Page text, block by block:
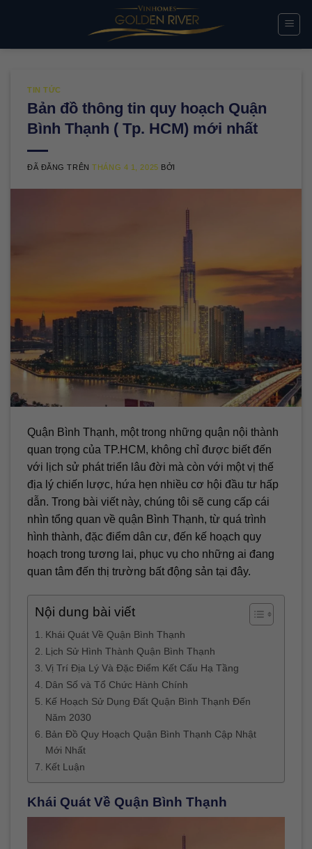
TIN TỨC
Bản đồ thông tin quy hoạch Quận
Bình Thạnh ( Tp. HCM) mới nhất
ĐÃ ĐĂNG TRÊNTHÁNG 4 1, 2025 BỞI
Quận Bình Thạnh, một trong những quận nội thành
quan trọng của TP.HCM, không chỉ được biết đến
với lịch sử phát triển lâu đời mà còn với một vị thế
địa lý chiến lược, hứa hẹn nhiều cơ hội đầu tư hấp
dẫn. Trong bài viết này, chúng tôi sẽ cung cấp cái
nhìn tổng quan về quận Bình Thạnh, từ quá trình
hình thành, đặc điểm dân cư, đến kế hoạch quy
hoạch trong tương lai, phục vụ cho những ai đang
quan tâm đến thị trường bất động sản tại đây.
Nội dung bài viết
Khái Quát Về Quận Bình Thạnh
Lịch Sử Hình Thành Quận Bình Thạnh
Vị Trí Địa Lý Và Đặc Điểm Kết Cấu Hạ Tầng
Dân Số và Tổ Chức Hành Chính
Kế Hoạch Sử Dụng Đất Quận Bình Thạnh Đến
Năm 2030
Bản Đồ Quy Hoạch Quận Bình Thạnh Cập Nhật
Mới Nhất
Kết Luận
Khái Quát Về Quận Bình Thạnh